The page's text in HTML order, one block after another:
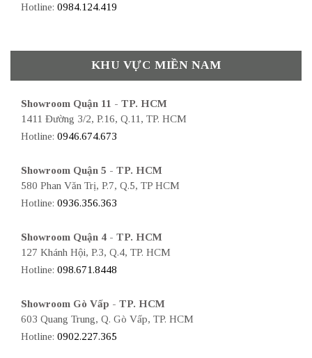
Hotline: 0984.124.419
KHU VỰC MIỀN NAM
Showroom Quận 11 - TP. HCM
1411 Đường 3/2, P.16, Q.11, TP. HCM
Hotline: 0946.674.673
Showroom Quận 5 - TP. HCM
580 Phan Văn Trị, P.7, Q.5, TP HCM
Hotline: 0936.356.363
Showroom Quận 4 - TP. HCM
127 Khánh Hội, P.3, Q.4, TP. HCM
Hotline: 098.671.8448
Showroom Gò Vấp - TP. HCM
603 Quang Trung, Q. Gò Vấp, TP. HCM
Hotline: 0902.227.365